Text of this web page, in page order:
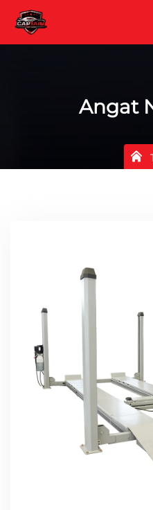
Angat